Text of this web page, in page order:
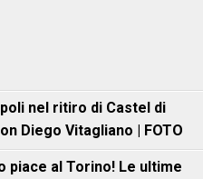
nel ritiro di Castel di
Diego Vitagliano | FOTO
piace al Torino! Le ultime